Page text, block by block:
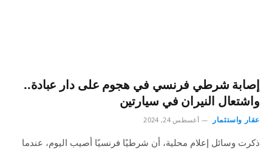
إصابة شرطي فرنسي في هجوم على دار عبادة..
واشتعال النيران في سيارتين
عقار واستثمار أغسطس 24, 2024
ذكرت وسائل إعلام محلية، أن شرطيًا فرنسيًا أصيب اليوم، عندما